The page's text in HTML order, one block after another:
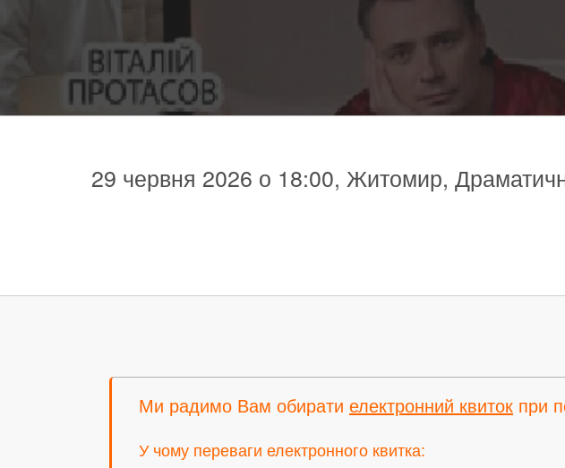
29 червня 2026 о 18:00, Житомир,
Ми радимо Вам обирати електронний квиток при
У чому переваги електронного квитка: